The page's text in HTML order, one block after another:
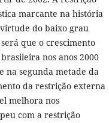
marcante na história
do baixo grau
que o crescimento
nos anos 2000
na segunda metade da
da restrição externa
melhora nos
com a restrição